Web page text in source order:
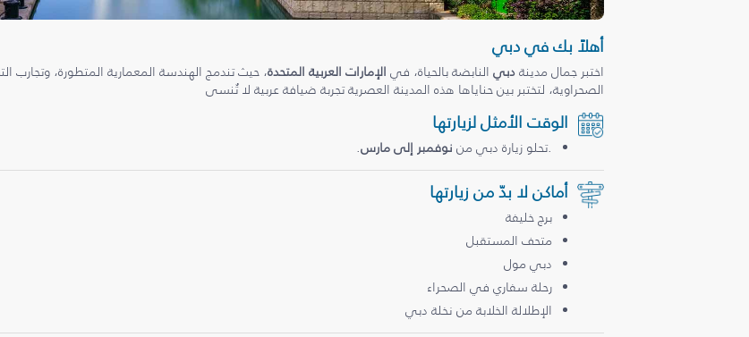
أهلاً بك في دبي
اختبر جمال مدينةدبي النابضة بالحياة، في الإمارات العربية المتحدة، حيث تندمج الهندسة المعمارية المتطورة، وتجارب
الصحراوية، لتختبر بين حناياها هذه المدينة العصرية تجربة ضيافة عربية لا تُنسى
الوقت الأمثل لزيارتها
.تحلو زيارة دبي من نوفمبر إلى مارس.
أماكن لا بدّ من زيارتها
برج خليفة
متحف المستقبل
دبي مول
رحلة سفاري في الصحراء
الإطلالة الخلابة من نخلة دبي